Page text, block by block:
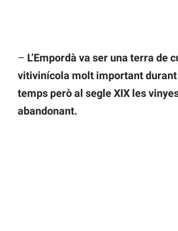
– L’Empordà va ser una terra de
vitivinícola molt important
temps però al segle XIX les
abandonant.